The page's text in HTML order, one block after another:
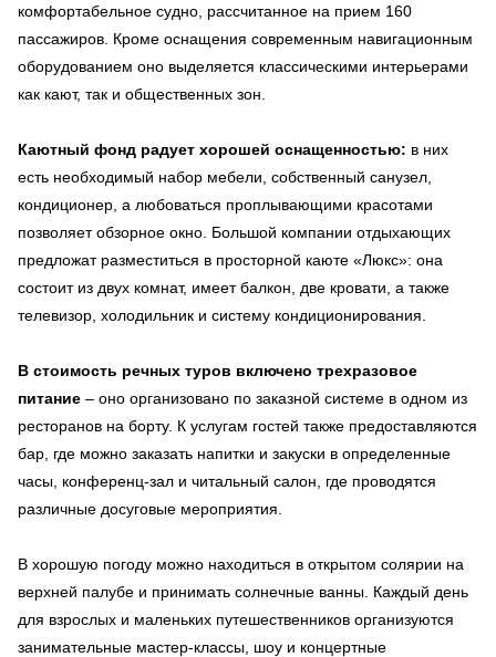
комфортабельное судно, рассчитанное на прием 160
пассажиров. Кроме оснащения современным навигационным
оборудованием оно выделяется классическими интерьерами
как кают, так и общественных зон.
Каютный фонд радует хорошей оснащенностью: в них
есть необходимый набор мебели, собственный санузел,
кондиционер, а любоваться проплывающими красотами
позволяет обзорное окно. Большой компании отдыхающих
предложат разместиться в просторной каюте «Люкс»: она
состоит из двух комнат, имеет балкон, две кровати, а также
телевизор, холодильник и систему кондиционирования.
В стоимость речных туров включено трехразовое
питание – оно организовано по заказной системе в одном из
ресторанов на борту. К услугам гостей также предоставляются
бар, где можно заказать напитки и закуски в определенные
часы, конференц-зал и читальный салон, где проводятся
различные досуговые мероприятия.
В хорошую погоду можно находиться в открытом солярии на
верхней палубе и принимать солнечные ванны. Каждый день
для взрослых и маленьких путешественников организуются
занимательные мастер-классы, шоу и концертные